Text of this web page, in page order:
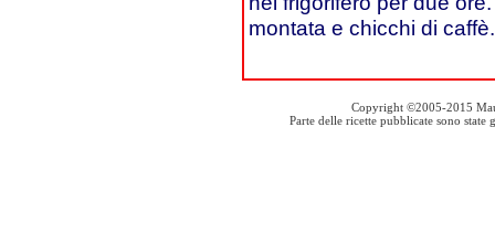
montata e chicchi di caffè.
Copyright ©2005-2015
Parte delle ricette pubblicate sono state